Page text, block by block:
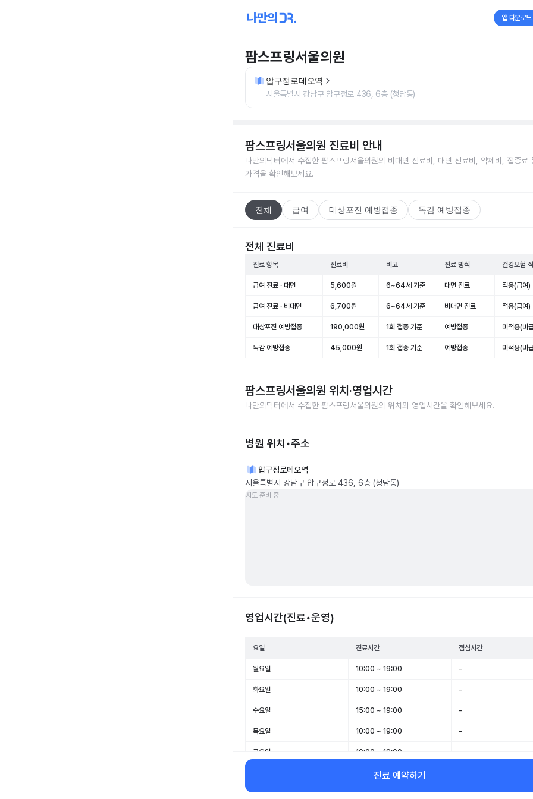
앱 다운로드
팜스프링서울의원
압구정로데오역
서울특별시 강남구 압구정로 436, 6층 (청담동)
팜스프링서울의원 진료비 안내
나만의닥터에서 수집한 팜스프링서울의원의 비대면 진료비, 대면 진료비, 약제비, 접종료
가격을 확인해보세요.
전체 급여 대상포진 예방접종 독감 예방접종
전체 진료비
진료 항목 진료비 비고 진료 방식 건강보험
급여 진료 · 대면 5,600원 6~64세 기준 대면 진료 적용(급여)
급여 진료 · 비대면 6,700원 6~64세 기준 비대면 진료 적용(급여)
대상포진 예방접종 190,000원 1회 접종 기준 예방접종 미적용(비
독감 예방접종 45,000원 1회 접종 기준 예방접종 미적용(비
팜스프링서울의원 위치·영업시간
나만의닥터에서 수집한 팜스프링서울의원의 위치와 영업시간을 확인해보세요.
병원 위치•주소
압구정로데오역
서울특별시 강남구 압구정로 436, 6층 (청담동)
지도 준비 중
영업시간(진료•운영)
요일 진료시간 점심시간
월요일 10:00 ~ 19:00 -
화요일 10:00 ~ 19:00 -
수요일 15:00 ~ 19:00 -
목요일 10:00 ~ 19:00 -
금요일 10:00 ~ 19:00
10:00 ~ 15:00
일요일 휴무 -
진료 예약하기